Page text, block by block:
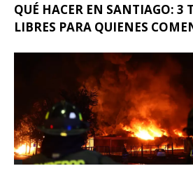
QUÉ HACER EN SANTIAGO: 3
LIBRES PARA QUIENES